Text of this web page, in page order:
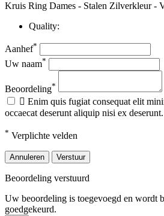
Kruis Ring Dames - Stalen Zilverkleur -
Quality:
Aanhef*
Uw naam*
Beoordeling*
 Enim quis fugiat consequat elit
occaecat deserunt aliquip nisi ex deserunt.
* Verplichte velden
Annuleren Verstuur
Beoordeling verstuurd
Uw beoordeling is toegevoegd en wordt
goedgekeurd.